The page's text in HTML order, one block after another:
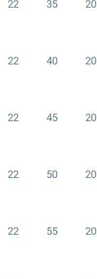
22 35 20
22 40 20
22 45 20
22 50 20
22 55 20